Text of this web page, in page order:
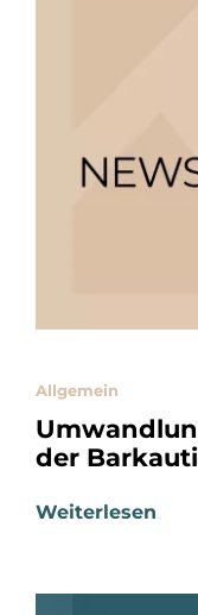
Allgemein
der
Weiterlesen